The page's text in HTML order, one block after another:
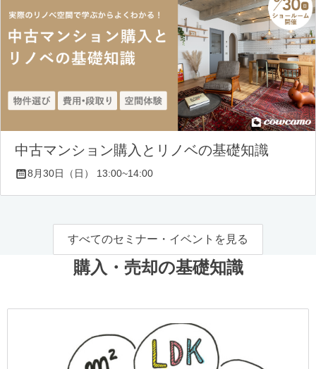
中古マンション購入とリノベの基礎知識
8月30日（日） 13:00~14:00
すべてのセミナー・イベントを見る
購入・売却の基礎知識